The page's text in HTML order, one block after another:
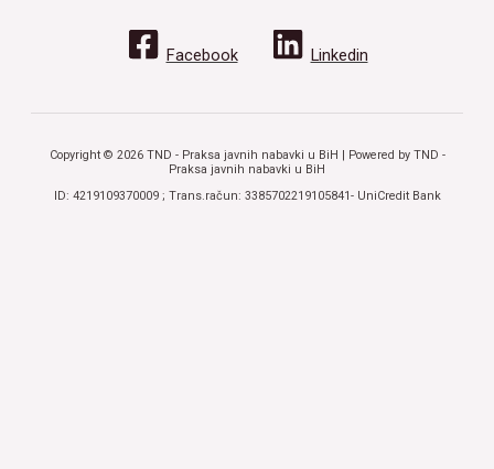
Facebook Linkedin
Copyright © 2026 TND - Praksa javnih nabavki u BiH | Powered by TND -
Praksa javnih nabavki u BiH
ID: 4219109370009 ; Trans.račun: 3385702219105841- UniCredit Bank